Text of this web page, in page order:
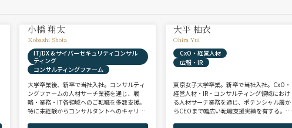
小橋 翔太
Kobashi Shota
IT/DX & サイバーセキュリティコンサル
ティング
コンサルティングファーム
大学卒業後、新卒で当社入社。コンサルティ
ングファームの人材サーチ業務を通じ、戦
略・業務・IT各領域へのご転職を多数支援。
特に未経験からコンサルタントへのキャリア
大平 柚衣
Ohira Yui
CxO・経営人材
広報・IR
東京女子大学卒業。新卒で当社入社。CxO・
経営人材・IR・コンサルティング領域におけ
る人材サーチ業務を通じ、ポテンシャル層か
らCEOまで幅広い転職支援実績を有する。コ